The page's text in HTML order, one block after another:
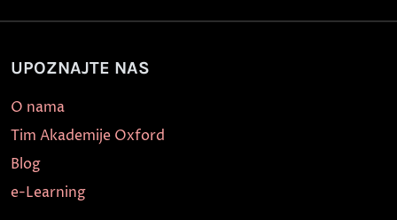
UPOZNAJTE NAS
O nama
Tim Akademije Oxford
Blog
e-Learning